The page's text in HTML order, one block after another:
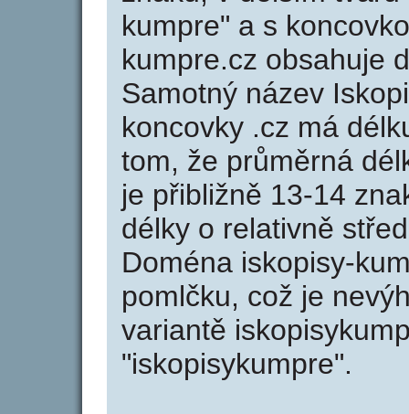
kumpre" a s
kumpre.cz obsahuje
Samotný název
koncovky .cz má
tom, že průměrná
je přibližně 13-14
délky o relativně
Doména iskopisy-
pomlčku, což je
variantě
"iskopisykumpre".